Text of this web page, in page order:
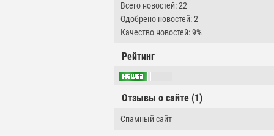
Всего новостей: 22
Одобрено новостей: 2
Качество новостей: 9%
Рейтинг
Отзывы о сайте (1)
Спамный сайт